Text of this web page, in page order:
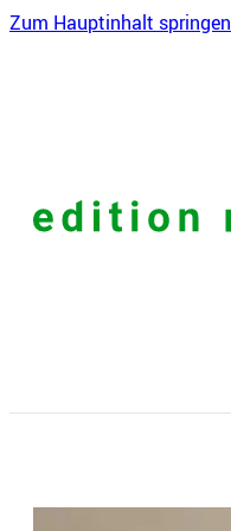
Zum Hauptinhalt springen